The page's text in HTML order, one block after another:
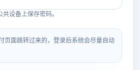
设备上保存密码。
页面跳转过来的，登录后系统会尽量自动